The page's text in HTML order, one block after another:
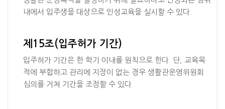
내에서 입주생을 대상으로 인성교육을 실시할 수 있다.
제15조(입주허가 기간)
입주허가 기간은 한 학기 이내를 원칙으로 한다. 단, 교육목
적에 부합하고 관리에 지장이 없는 경우 생활관운영위원회
심의를 거쳐 기간을 조정할 수 있다.